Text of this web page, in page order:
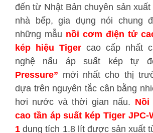
đến từ Nhật Bản chuyên sản xuất
nhà bếp, gia dụng nói chung
những mẫu nồi cơm điện tử
kép hiệu Tiger cao cấp nhất
nghệ nấu áp suất kép tự
Pressure” mới nhất cho thị
dựa trên nguyên tắc cân bằng
hơi nước và thời gian nấu.
cao tần áp suất kép Tiger JPC-
1 dung tích 1.8 lít được sản xuất